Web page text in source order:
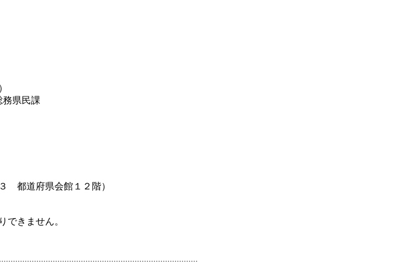
務県民課
ー
道府県会館１２階）
きません。